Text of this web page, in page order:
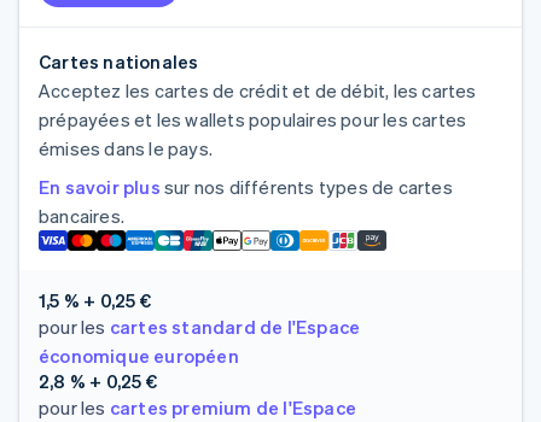
Cartes nationales
Acceptez les cartes de crédit et de débit, les cartes
prépayées et les wallets populaires pour les cartes
émises dans le pays.
En savoir plus sur nos différents types de cartes
bancaires.
1,5 % + 0,25 €
pour les cartes standard de l'Espace
économique européen
2,8 % + 0,25 €
pour les cartes premium de l'Espace